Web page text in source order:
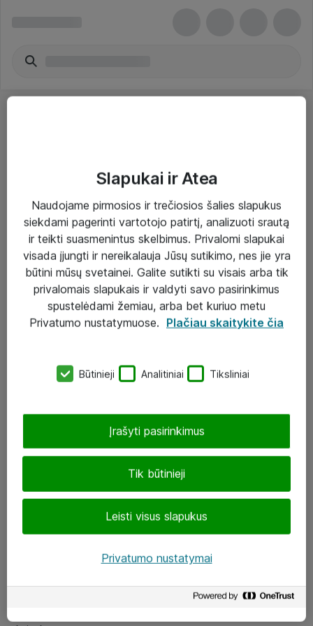
Paslaugos
Sprendimai
Įgyvendinti projektai
Atea ekspertų patarimai verslui
eShop@atea.lt
LinkedIn
Slapukai ir Atea
Naudojame pirmosios ir trečiosios šalies slapukus
siekdami pagerinti vartotojo patirtį, analizuoti srautą
ir teikti suasmenintus skelbimus. Privalomi slapukai
visada įjungti ir nereikalauja Jūsų sutikimo, nes jie yra
būtini mūsų svetainei. Galite sutikti su visais arba tik
privalomais slapukais ir valdyti savo pasirinkimus
spustelėdami žemiau, arba bet kuriuo metu
Privatumo nustatymuose. Plačiau skaitykite čia
Būtinieji Analitiniai Tiksliniai
Tik būtinieji
Leisti visus slapukus
Įrašyti pasirinkimus
Privatumo nustatymai